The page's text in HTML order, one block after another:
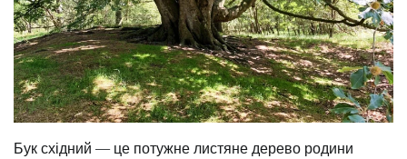
Бук східний — це потужне листяне дерево родини